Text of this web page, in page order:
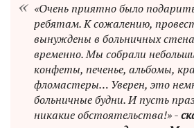
«Очень приятно было
ребятам. К сожалению,
вынуждены в больничных
временно. Мы собрали
конфеты, печенье, альбомы,
фломастеры… Уверен, это
больничные будни. И пусть
никакие обстоятельства!» -